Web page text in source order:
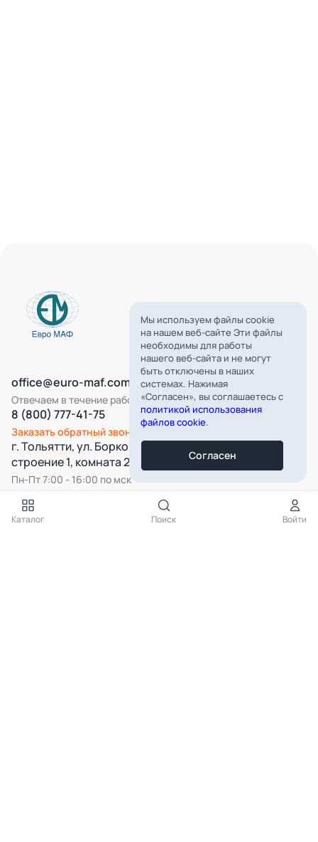
Все категории
Каталог Поиск Войти
office@euro-maf.com
Отвечаем в течение рабочего дня
8 (800) 777-41-75
Заказать обратный звонок
г. Тольятти, ул. Борковская, д. 16,
строение 1, комната 22
Пн-Пт 7:00 - 16:00 по мск
Подпишитесь на нашу рассылку
Мы используем файлы cookie
на нашем веб-сайте Эти файлы
необходимы для работы
нашего веб-сайта и не могут
быть отключены в наших
системах. Нажимая
«Согласен», вы соглашаетесь с
политикой использования
файлов cookie.
Согласен